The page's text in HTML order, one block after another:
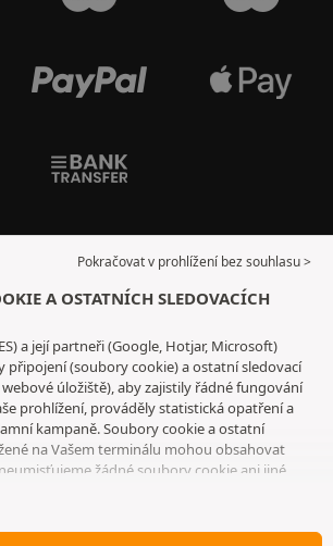
Pokračovat v prohlížení bez souhlasu >
A OSTATNÍCH SLEDOVACÍCH
a její partneři (Google, Hotjar, Microsoft)
(soubory cookie) a ostatní sledovací
úložiště), aby zajistily řádné fungování
prohlížení, prováděly statistická opatření a
kampaně. Soubory cookie a ostatní
na Vašem terminálu mohou obsahovat
žádné soubory cookie ani jiné
pro fungování webu. Vaši volbu
měsíců. Svůj souhlas můžete kdykoliv odvolat